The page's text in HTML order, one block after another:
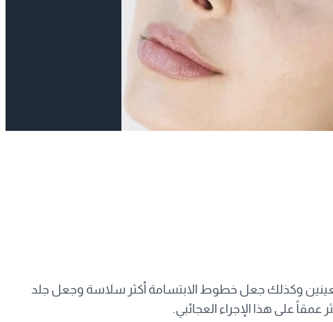
العينين وكذلك جعل خطوط الابتسامة أكثر سلاسة وجعل جلد
على هذا الإجراء العجائبي.